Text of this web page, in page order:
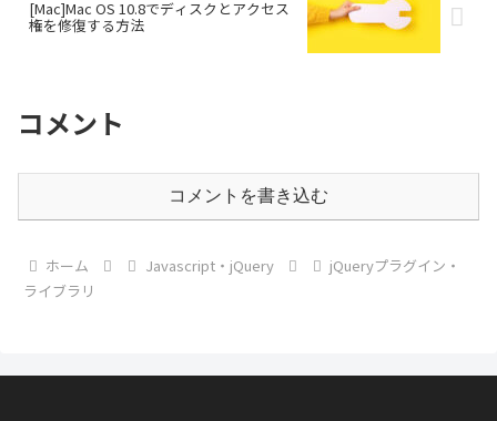
[Mac]Mac OS 10.8でディスクとアクセス
権を修復する方法
コメント
コメントを書き込む
ホーム Javascript・jQuery
jQueryプラグイン・
ライブラリ